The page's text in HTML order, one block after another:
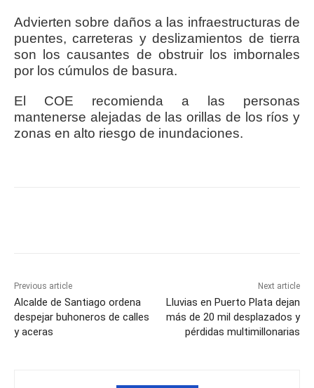
Advierten sobre daños a las infraestructuras de
puentes, carreteras y deslizamientos de tierra
son los causantes de obstruir los imbornales
por los cúmulos de basura.
El COE recomienda a las personas
mantenerse alejadas de las orillas de los ríos y
zonas en alto riesgo de inundaciones.
Previous article
Alcalde de Santiago ordena
despejar buhoneros de calles
y aceras
Next article
Lluvias en Puerto Plata dejan
más de 20 mil desplazados y
pérdidas multimillonarias